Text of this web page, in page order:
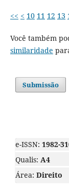
<< < 10 11 12 13
Você também
similaridade
Submissão
e-ISSN: 1982-
Qualis: A4
Área: Direito